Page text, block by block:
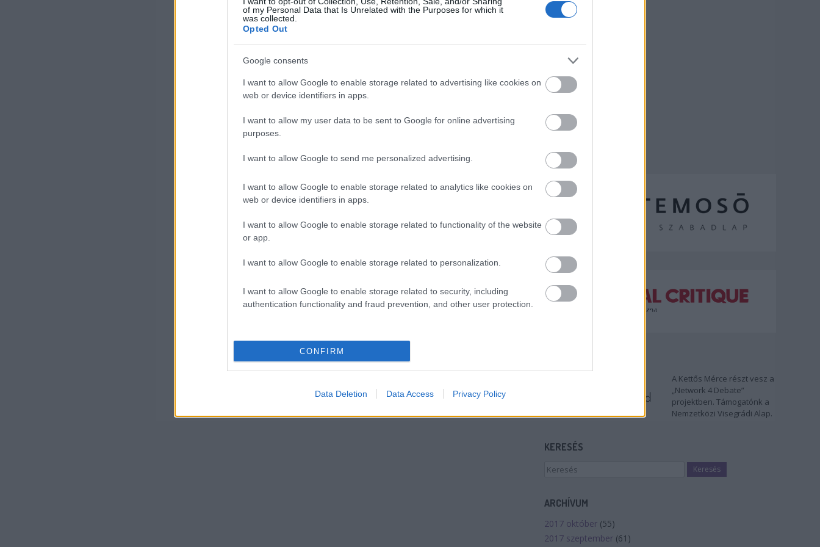
of my Personal Data that Is Unrelated with the Purposes for which it
was collected.
Opted Out
Google consents
I want to allow Google to enable storage related to advertising like cookies on
web or device identifiers in apps.
I want to allow my user data to be sent to Google for online advertising
purposes.
I want to allow Google to send me personalized advertising.
I want to allow Google to enable storage related to analytics like cookies on
web or device identifiers in apps.
I want to allow Google to enable storage related to functionality of the website
or app.
I want to allow Google to enable storage related to personalization.
I want to allow Google to enable storage related to security, including
authentication functionality and fraud prevention, and other user protection.
CONFIRM
Data Deletion Data Access Privacy Policy
A Kettős Mérce részt vesz a
„Network 4 Debate”
projektben. Támogatónk a
Nemzetközi Visegrádi Alap.
KERESÉS
ARCHÍVUM
2017 október (55)
2017 szeptember (61 )